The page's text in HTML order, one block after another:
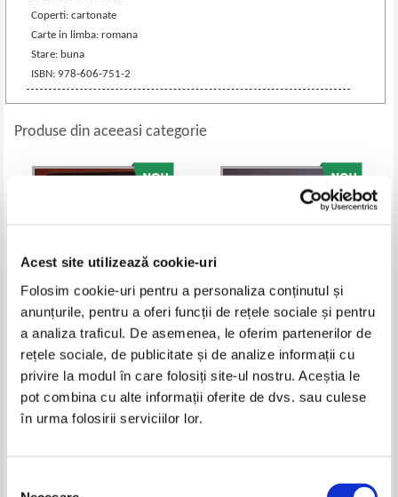
Acest site utilizează cookie-uri
Folosim cookie-uri pentru a personaliza conținutul și
anunțurile, pentru a oferi funcții de rețele sociale și pentru
a analiza traficul. De asemenea, le oferim partenerilor de
rețele sociale, de publicitate și de analize informații cu
privire la modul în care folosiți site-ul nostru. Aceștia le
pot combina cu alte informații oferite de dvs. sau culese
în urma folosirii serviciilor lor.
Coperti: cartonate
Carte in limba: romana
Stare: buna
ISBN: 978-606-751-2
Produse din aceeasi categorie
Leonard Cohen - Cartea
aleanului
Pret:45,00 Lei
Adaugă în coș
Albert Camus - Fata si reversul.
Nunta. Mitul lui Sisif. Omul
Pret:44,00 Lei